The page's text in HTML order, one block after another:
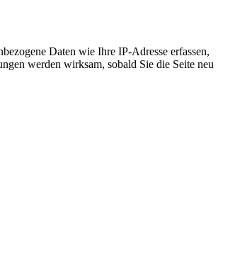
Daten wie Ihre IP-Adresse erfassen,
werden wirksam, sobald Sie die Seite neu